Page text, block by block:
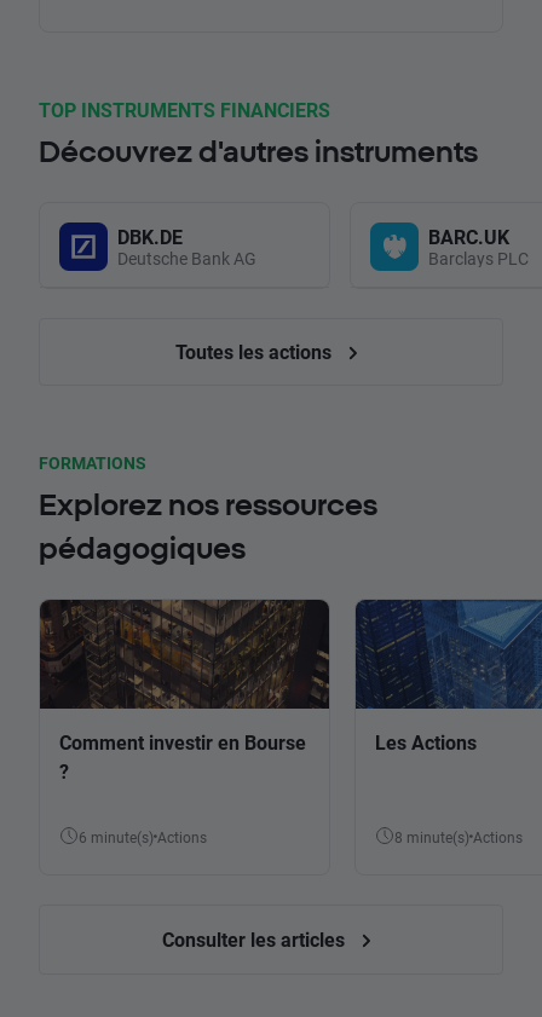
TOP INSTRUMENTS FINANCIERS
Découvrez d'autres instruments
DBK.DE
Deutsche Bank AG
BARC.UK
Barclays PLC
Toutes les actions
FORMATIONS
Explorez nos ressources
pédagogiques
Comment investir en Bourse
?
6 minute(s) Actions
Les Actions
8 minute(s) Actions
Consulter les articles